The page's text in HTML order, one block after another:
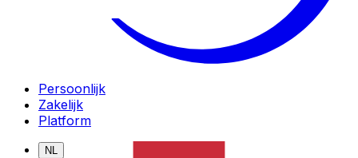
Persoonlijk
Zakelijk
Platform
NL